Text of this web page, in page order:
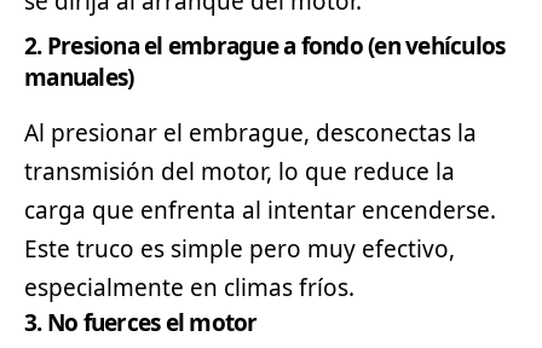
2. Presiona el embrague a fondo (en vehículos
manuales)
Al presionar el embrague, desconectas la
transmisión del motor, lo que reduce la
carga que enfrenta al intentar encenderse.
Este truco es simple pero muy efectivo,
especialmente en climas fríos.
3. No fuerces el motor